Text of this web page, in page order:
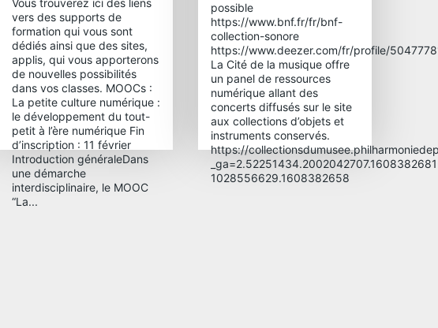
Vous trouverez ici des liens
vers des supports de
formation qui vous sont
dédiés ainsi que des sites,
applis, qui vous apporterons
de nouvelles possibilités
dans vos classes. MOOCs :
La petite culture numérique :
le développement du tout-
petit à l’ère numérique Fin
d’inscription : 11 février
Introduction généraleDans
une démarche
interdisciplinaire, le MOOC
“La...
possible
https://www.bnf.fr/fr/bnf-
collection-sonore
https://www.deezer.com/fr/profile/
La Cité de la musique offre
un panel de ressources
numérique allant des
concerts diffusés sur le site
aux collections d’objets et
instruments conservés.
https://
1028556629.1608382658